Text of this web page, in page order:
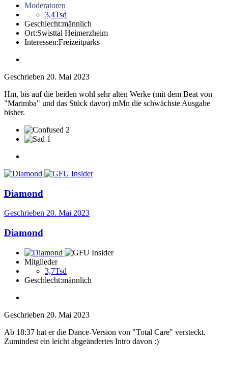
Moderatoren
3,4Tsd
Geschlecht:männlich
Ort:Swisttal Heimerzheim
Interessen:Freizeitparks
Geschrieben 20. Mai 2023
Hm, bis auf die beiden wohl sehr alten Werke (mit dem Beat von
"Marimba" und das Stück davor) mMn die schwächste Ausgabe
bisher.
2
1
Diamond
Geschrieben 20. Mai 2023
Diamond
Mitglieder
3,7Tsd
Geschlecht:männlich
Geschrieben 20. Mai 2023
Ab 18:37 hat er die Dance-Version von "Total Care" versteckt.
Zumindest ein leicht abgeändertes Intro davon :)